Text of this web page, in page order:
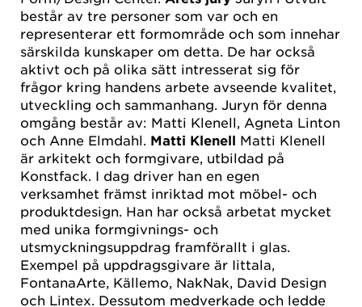
består av tre personer som var och en
representerar ett formområde och som innehar
särskilda kunskaper om detta. De har också
aktivt och på olika sätt intresserat sig för
frågor kring handens arbete avseende kvalitet,
utveckling och sammanhang. Juryn för denna
omgång består av: Matti Klenell, Agneta Linton
och Anne Elmdahl. Matti Klenell Matti Klenell
är arkitekt och formgivare, utbildad på
Konstfack. I dag driver han en egen
verksamhet främst inriktad mot möbel- och
produktdesign. Han har också arbetat mycket
med unika formgivnings- och
utsmyckningsuppdrag framförallt i glas.
Exempel på uppdragsgivare är Iittala,
FontanaArte, Källemo, NakNak, David Design
och Lintex. Dessutom medverkade och ledde